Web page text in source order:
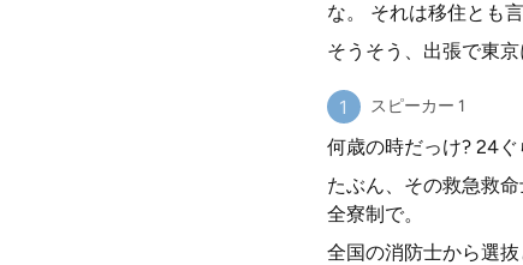
な。 それは移住とも
そうそう、出張で東
スピーカー 1
何歳の時だっけ? 24ぐ
たぶん、その救急救
全寮制で。
全国の消防士から選